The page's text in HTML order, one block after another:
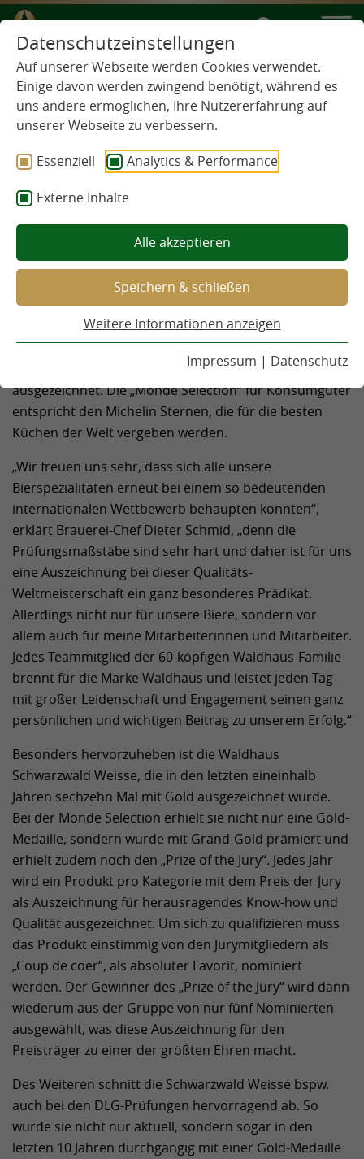
Datenschutzeinstellungen
Auf unserer Webseite werden Cookies verwendet.
Einige davon werden zwingend benötigt, während es
uns andere ermöglichen, Ihre Nutzererfahrung auf
unserer Webseite zu verbessern.
Essenziell
Analytics & Performance
Externe Inhalte
Alle akzeptieren
Speichern & schließen
Weitere Informationen anzeigen
Impressum | Datenschutz
PRESSE
2021-09-27
Goldregen für Waldhaus
Die Schwarzwälder Biermanufaktur ist bekannt für ihre
zahlreichen nationalen und internationalen
Qualitätsauszeichnungen. Über einen Medaillenregen
für ihre Bierspezialitäten kann sie sich vor allem bei der
internationalen Qualitätsselektion „Monde Selection“
freuen, denn alle fünfzehn eingereichten Biere wurden
ausgezeichnet. Die „Monde Selection“ für Konsumgüter
entspricht den Michelin Sternen, die für die besten
Küchen der Welt vergeben werden.
„Wir freuen uns sehr, dass sich alle unsere
Bierspezialitäten erneut bei einem so bedeutenden
internationalen Wettbewerb behaupten konnten“,
erklärt Brauerei-Chef Dieter Schmid, „denn die
Prüfungsmaßstäbe sind sehr hart und daher ist für uns
eine Auszeichnung bei dieser Qualitäts-
Weltmeisterschaft ein ganz besonderes Prädikat.
Allerdings nicht nur für unsere Biere, sondern vor
allem auch für meine Mitarbeiterinnen und Mitarbeiter.
Jedes Teammitglied der 60-köpfigen Waldhaus-Familie
brennt für die Marke Waldhaus und leistet jeden Tag
mit großer Leidenschaft und Engagement seinen ganz
persönlichen und wichtigen Beitrag zu unserem Erfolg.“
Besonders hervorzuheben ist die Waldhaus
Schwarzwald Weisse, die in den letzten eineinhalb
Jahren sechzehn Mal mit Gold ausgezeichnet wurde.
Bei der Monde Selection erhielt sie nicht nur eine Gold-
Medaille, sondern wurde mit Grand-Gold prämiert und
erhielt zudem noch den „Prize of the Jury“. Jedes Jahr
wird ein Produkt pro Kategorie mit dem Preis der Jury
als Auszeichnung für herausragendes Know-how und
Qualität ausgezeichnet. Um sich zu qualifizieren muss
das Produkt einstimmig von den Jurymitgliedern als
„Coup de coer“, als absoluter Favorit, nominiert
werden. Der Gewinner des „Prize of the Jury“ wird dann
wiederum aus der Gruppe von nur fünf Nominierten
ausgewählt, was diese Auszeichnung für den
Preisträger zu einer der größten Ehren macht.
Des Weiteren schnitt die Schwarzwald Weisse bspw.
auch bei den DLG-Prüfungen hervorragend ab. So
wurde sie nicht nur aktuell, sondern sogar in den
letzten 10 Jahren durchgängig mit einer Gold-Medaille